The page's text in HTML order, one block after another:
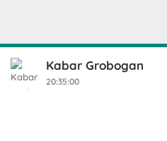
Kabar Grobogan
20:35:00